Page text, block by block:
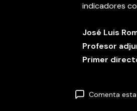
indicadores
José Luis
Profesor
Primer
Comenta